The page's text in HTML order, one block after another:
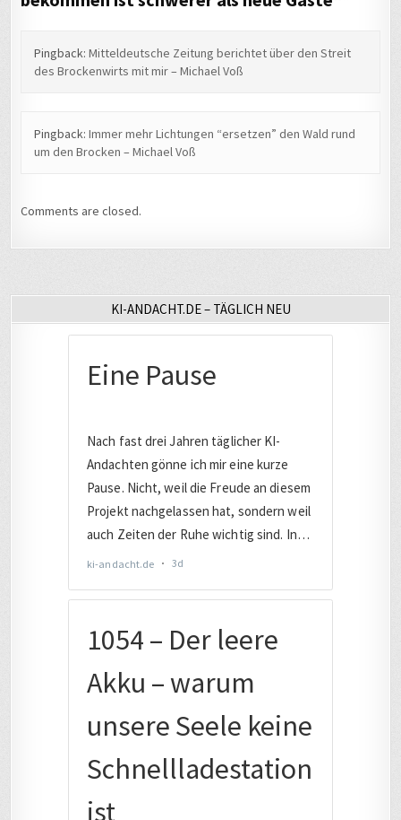
Pingback:Mitteldeutsche Zeitung berichtet über den Streit
des Brockenwirts mit mir – Michael Voß
Pingback:Immer mehr Lichtungen “ersetzen” den Wald rund
um den Brocken – Michael Voß
Comments are closed.
KI-ANDACHT.DE – TÄGLICH NEU